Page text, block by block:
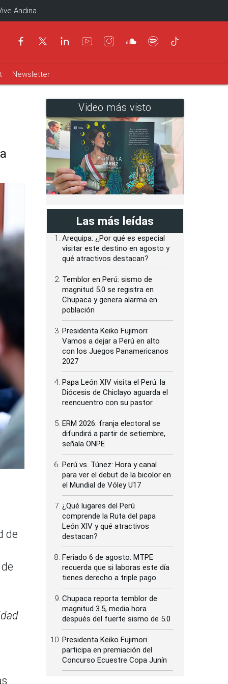
Andina
Newsletter
de
Video más visto
Las más leídas
Arequipa: ¿Por qué es especial
visitar este destino en agosto y
qué atractivos destacan?
Temblor en Perú: sismo de
magnitud 5.0 se registra en
Chupaca y genera alarma en
población
Presidenta Keiko Fujimori:
Vamos a dejar a Perú en alto
con los Juegos Panamericanos
2027
Papa León XIV visita el Perú: la
Diócesis de Chiclayo aguarda el
reencuentro con su pastor
ERM 2026: franja electoral se
difundirá a partir de setiembre,
señala ONPE
Perú vs. Túnez: Hora y canal
para ver el debut de la bicolor en
el Mundial de Vóley U17
¿Qué lugares del Perú
comprende la Ruta del papa
León XIV y qué atractivos
destacan?
Feriado 6 de agosto: MTPE
recuerda que si laboras este día
tienes derecho a triple pago
Chupaca reporta temblor de
magnitud 3.5, media hora
después del fuerte sismo de 5.0
Presidenta Keiko Fujimori
participa en premiación del
Concurso Ecuestre Copa Junín